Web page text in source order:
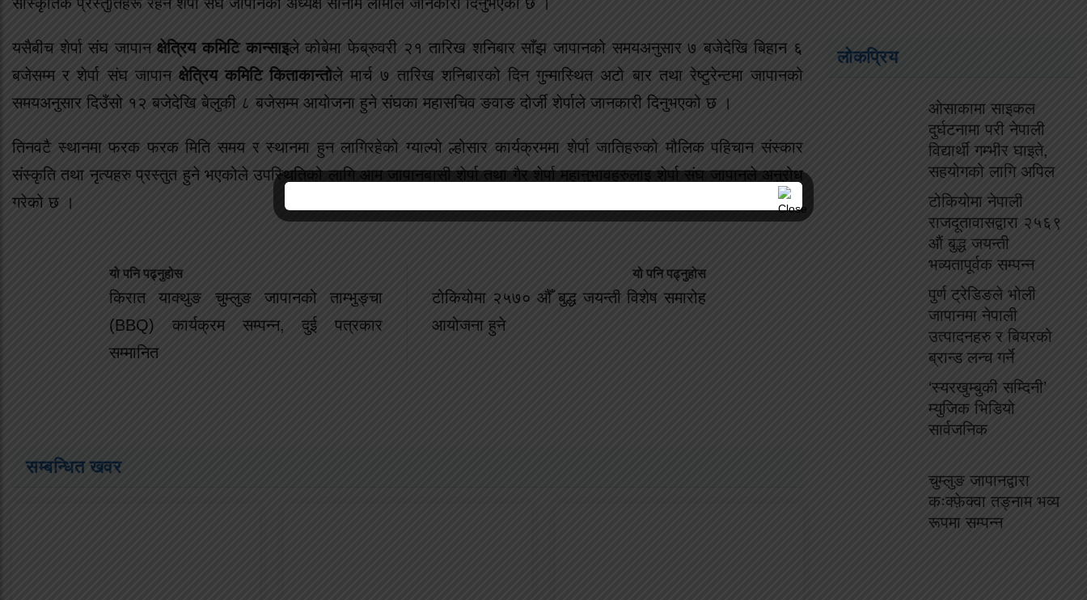
यसैबीच शेर्पा संघ जापानक्षेत्रिय कमिटि कान्साइले कोबेमा फेब्रुवरी २१ तारिख शनिबार साँझ जापानको समयअनुसार ७ बजेदेखि बिहान ६
बजेसम्म र शेर्पा संघ जापान क्षेत्रिय कमिटि किताकान्तोले मार्च ७ तारिख शनिबारको दिन गुन्मास्थित अटो बार तथा रेष्टुरेन्टमा जापानको
समयअनुसार दिउँसो १२ बजेदेखि बेलुकी ८ बजेसम्म आयोजना हुने संघका महासचिव ङवाङ दोर्जी शेर्पाले जानकारी दिनुभएको छ ।
तिनवटै स्थानमा फरक फरक मिति समय र स्थानमा हुन लागिरहेको ग्याल्पो ल्होसार कार्यक्रममा शेर्पा जातिहरुको मौलिक पहिचान संस्कार
संस्कृति तथा नृत्यहरु प्रस्तुत हुने भएकोले उपस्थितिको लागि आम जापानबासी शेर्पा तथा गैर शेर्पा महानुभावहरुलाइ शेर्पा संघ जापानले अनुरोध
गरेको छ ।
यो पनि पढ्नुहोस
किरात याक्थुङ चुम्लुङ जापानको ताम्भुङ्चा
(BBQ) कार्यक्रम सम्पन्न, दुई पत्रकार
सम्मानित
यो पनि पढ्नुहोस
टोकियोमा २५७० औँ बुद्ध जयन्ती विशेष समारोह
आयोजना हुने
सम्बन्धित खवर
लोकप्रिय
ओसाकामा साइकल
दुर्घटनामा परी नेपाली
विद्यार्थी गम्भीर घाइते,
सहयोगको लागि अपिल
टोकियोमा नेपाली
राजदूतावासद्वारा २५६९
औं बुद्ध जयन्ती
भव्यतापूर्वक सम्पन्न
पुर्ण ट्रेडिङले भोली
जापानमा नेपाली
उत्पादनहरु र बियरको
ब्रान्ड लन्च गर्ने
‘स्यरखुम्बुकी सम्दिनी’
म्युजिक भिडियो
सार्वजनिक
चुम्लुङ जापानद्वारा
कःक्फ़ेक्वा तङ्नाम भव्य
रूपमा सम्पन्न